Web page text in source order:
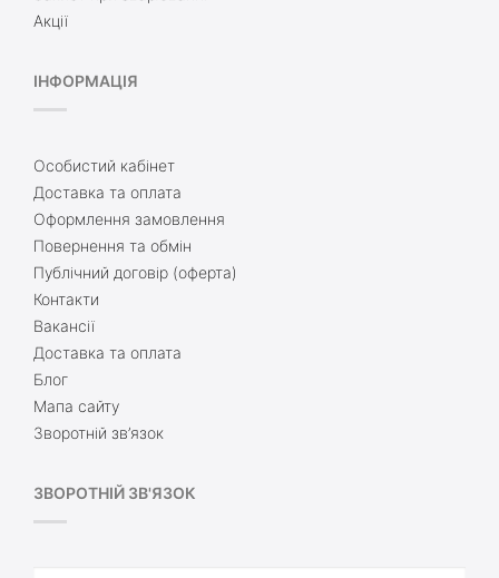
Акції
ІНФОРМАЦІЯ
Особистий кабінет
Доставка та оплата
Оформлення замовлення
Повернення та обмін
Публічний договір (оферта)
Контакти
Вакансії
Доставка та оплата
Блог
Мапа сайту
Зворотній зв’язок
ЗВОРОТНІЙ ЗВ'ЯЗОК